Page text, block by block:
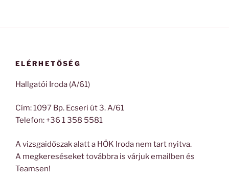
ELÉRHETŐSÉG
Hallgatói Iroda (A/61)
Cím: 1097 Bp. Ecseri út 3. A/61
Telefon: +36 1 358 5581
A vizsgaidőszak alatt a HÖK Iroda nem tart nyitva.
A megkereséseket továbbra is várjuk emailben és
Teamsen!